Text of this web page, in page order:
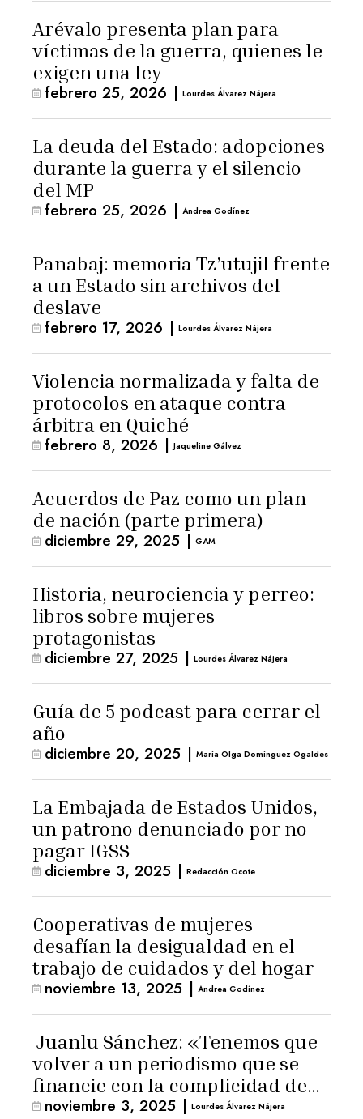
Arévalo presenta plan para
víctimas de la guerra, quienes le
exigen una ley
febrero 25, 2026 | Lourdes Álvarez Nájera
La deuda del Estado: adopciones
durante la guerra y el silencio
del MP
febrero 25, 2026 | Andrea Godínez
Panabaj: memoria Tz’utujil frente
a un Estado sin archivos del
deslave
febrero 17, 2026 | Lourdes Álvarez Nájera
Violencia normalizada y falta de
protocolos en ataque contra
árbitra en Quiché
febrero 8, 2026 | Jaqueline Gálvez
Acuerdos de Paz como un plan
de nación (parte primera)
diciembre 29, 2025 | GAM
Historia, neurociencia y perreo:
libros sobre mujeres
protagonistas
diciembre 27, 2025 | Lourdes Álvarez Nájera
Guía de 5 podcast para cerrar el
año
diciembre 20, 2025 | María Olga Domínguez Ogaldes
La Embajada de Estados Unidos,
un patrono denunciado por no
pagar IGSS
diciembre 3, 2025 | Redacción Ocote
Cooperativas de mujeres
desafían la desigualdad en el
trabajo de cuidados y del hogar
noviembre 13, 2025 | Andrea Godínez
Juanlu Sánchez: «Tenemos que
volver a un periodismo que se
financie con la complicidad de
los lectores»
noviembre 3, 2025 | Lourdes Álvarez Nájera